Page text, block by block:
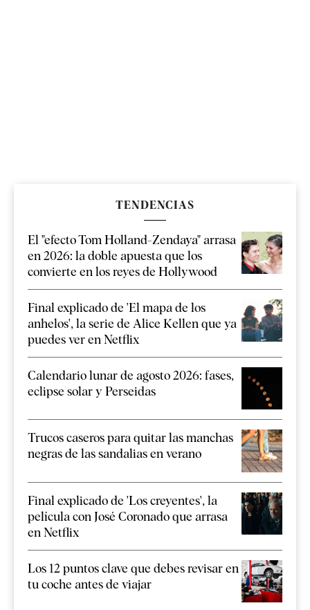
TENDENCIAS
El "efecto Tom Holland-Zendaya" arrasa
en 2026: la doble apuesta que los
convierte en los reyes de Hollywood
Final explicado de 'El mapa de los
anhelos', la serie de Alice Kellen que ya
puedes ver en Netflix
Calendario lunar de agosto 2026: fases,
eclipse solar y Perseidas
Trucos caseros para quitar las manchas
negras de las sandalias en verano
Final explicado de 'Los creyentes', la
película con José Coronado que arrasa
en Netflix
Los 12 puntos clave que debes revisar en
tu coche antes de viajar